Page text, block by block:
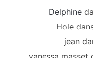
Delphine
Hole
jean